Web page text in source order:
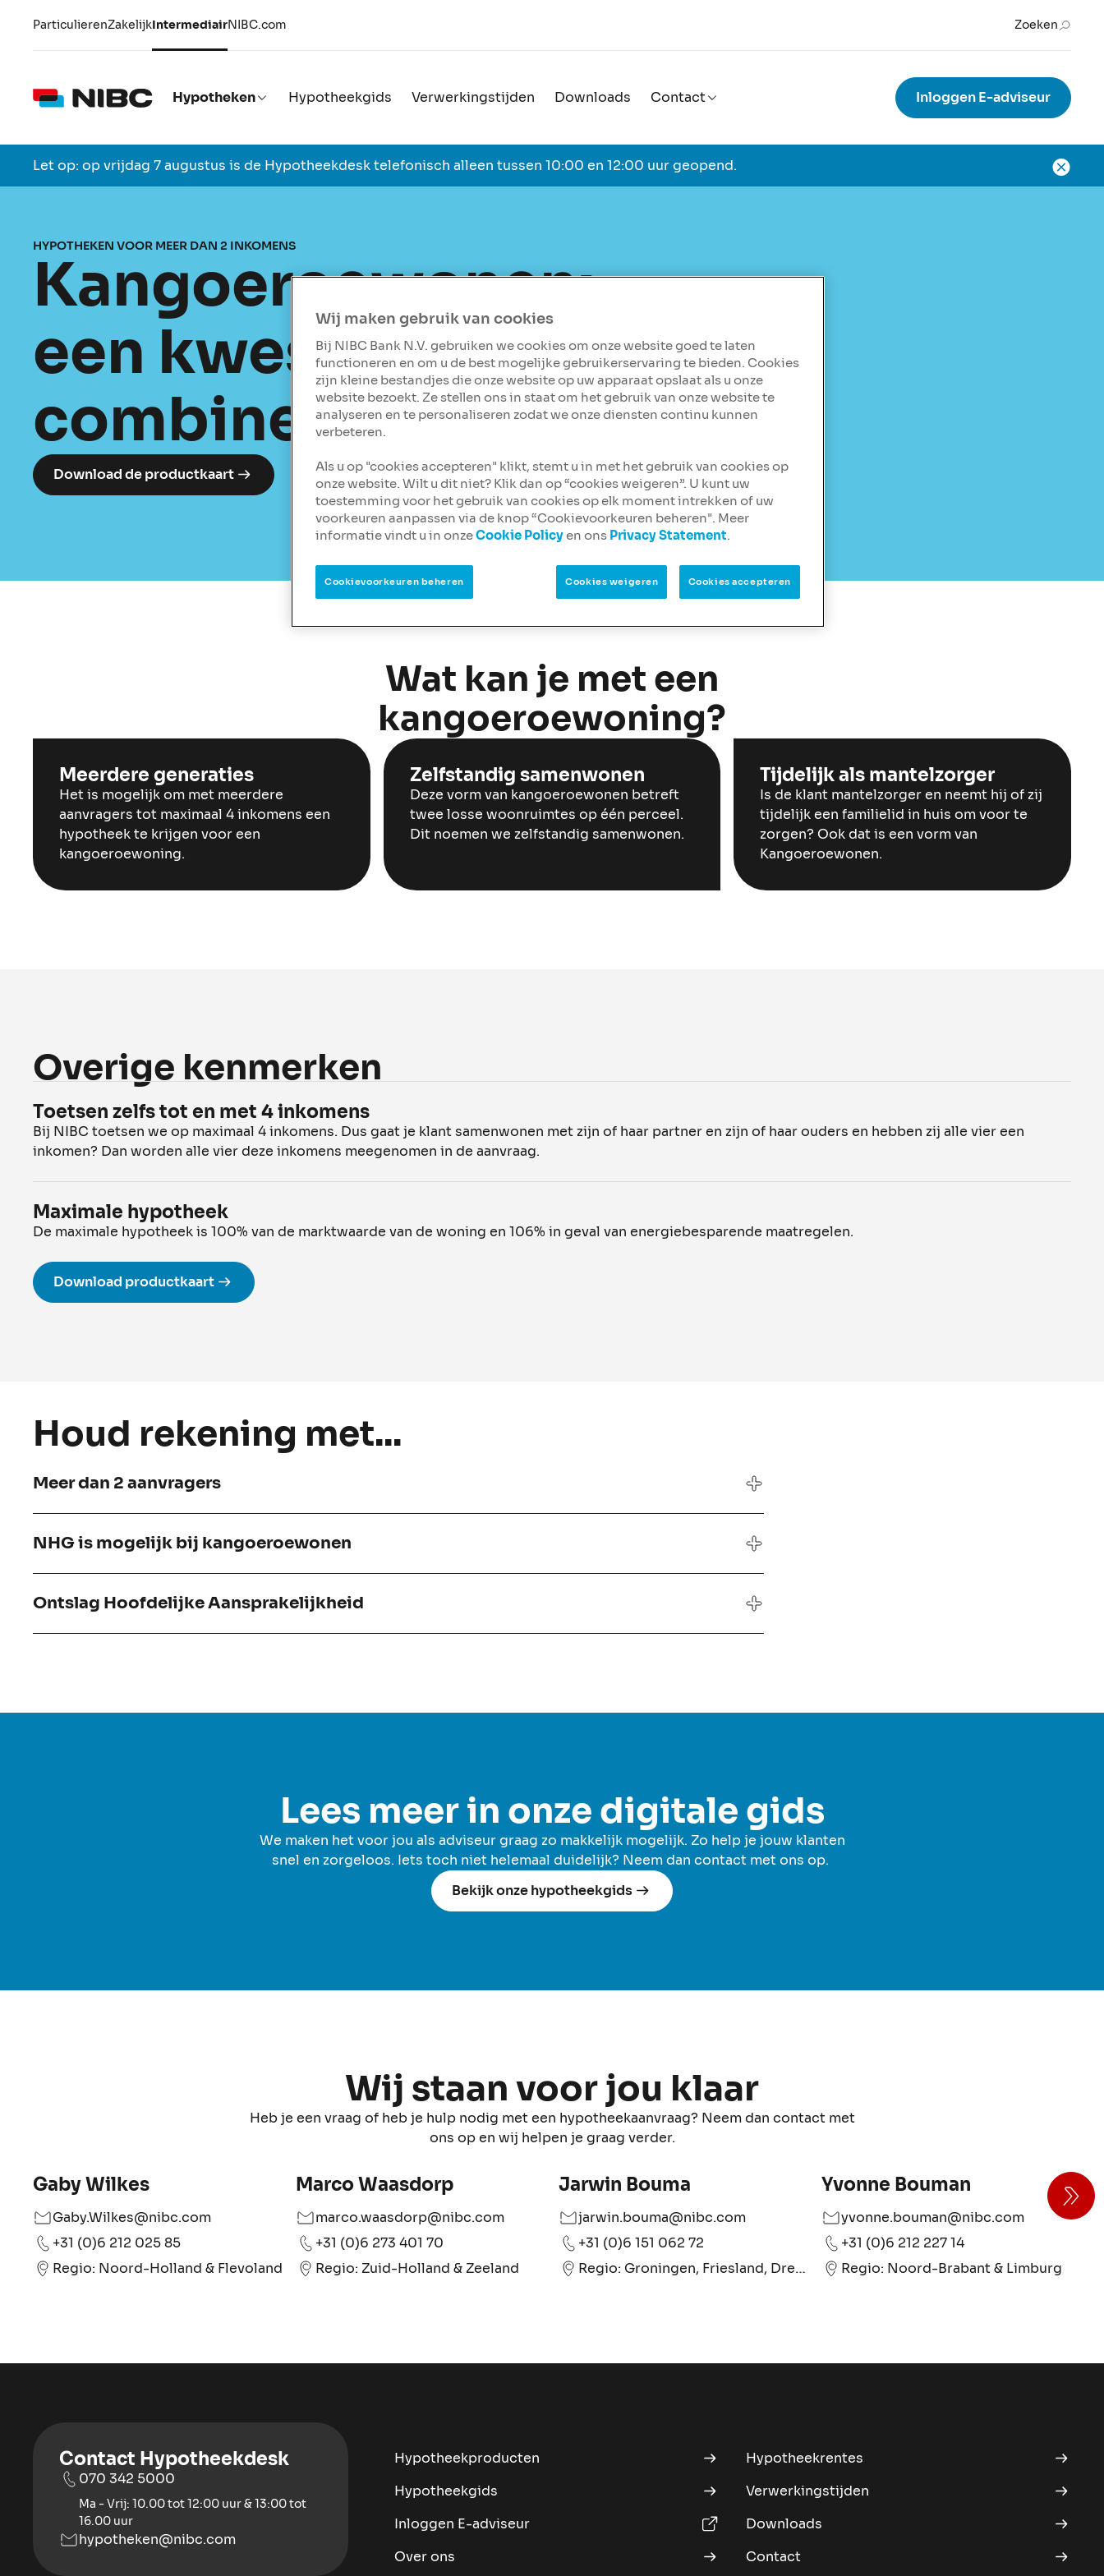
ParticulierenZakelijkIntermediairNIBC.com Zoeken
Hypotheken Hypotheekgids Verwerkingstijden Downloads Contact Inloggen E-adviseur
Let op: op vrijdag 7 augustus is de Hypotheekdesk telefonisch alleen tussen 10:00 en 12:00 uur geopend.
HYPOTHEKEN VOOR MEER DAN 2 INKOMENS
Kangoeroewonen:
een kwestie van
combineren
Download de productkaart
Wat kan je met een
kangoeroewoning?
Meerdere generaties
Het is mogelijk om met meerdere
aanvragers tot maximaal 4 inkomens een
hypotheek te krijgen voor een
kangoeroewoning.
Zelfstandig samenwonen
Deze vorm van kangoeroewonen betreft
twee losse woonruimtes op één perceel.
Dit noemen we zelfstandig samenwonen.
Tijdelijk als mantelzorger
Is de klant mantelzorger en neemt hij of zij
tijdelijk een familielid in huis om voor te
zorgen? Ook dat is een vorm van
Kangoeroewonen.
Overige kenmerken
Toetsen zelfs tot en met 4 inkomens
Bij NIBC toetsen we op maximaal 4 inkomens. Dus gaat je klant samenwonen met zijn of haar partner en zijn of haar ouders en hebben zij alle vier een
inkomen? Dan worden alle vier deze inkomens meegenomen in de aanvraag.
Maximale hypotheek
De maximale hypotheek is 100% van de marktwaarde van de woning en 106% in geval van energiebesparende maatregelen.
Download productkaart
Houd rekening met...
Meer dan 2 aanvragers
NHG is mogelijk bij kangoeroewonen
Ontslag Hoofdelijke Aansprakelijkheid
Lees meer in onze digitale gids
We maken het voor jou als adviseur graag zo makkelijk mogelijk. Zo help je jouw klanten
snel en zorgeloos. Iets toch niet helemaal duidelijk? Neem dan contact met ons op.
Bekijk onze hypotheekgids
Wij staan voor jou klaar
Heb je een vraag of heb je hulp nodig met een hypotheekaanvraag? Neem dan contact met
ons op en wij helpen je graag verder.
Gaby Wilkes
Gaby.Wilkes@nibc.com
+31 (0)6 212 025 85
Regio: Noord-Holland & Flevoland
Marco Waasdorp
marco.waasdorp@nibc.com
+31 (0)6 273 401 70
Regio: Zuid-Holland & Zeeland
Jarwin Bouma
jarwin.bouma@nibc.com
+31 (0)6 151 062 72
Regio: Groningen, Friesland, Drenthe & Overijssel
Yvonne Bouman
yvonne.bouman@nibc.com
+31 (0)6 212 227 14
Regio: Noord-Brabant & Limburg
Contact Hypotheekdesk
070 342 5000
Ma - Vrij: 10.00 tot 12:00 uur & 13:00 tot
16.00 uur
hypotheken@nibc.com
Hypotheekproducten
Hypotheekrentes
Hypotheekgids
Verwerkingstijden
Inloggen E-adviseur
Downloads
Over ons
Contact
Wij maken gebruik van cookies
Bij NIBC Bank N.V. gebruiken we cookies om onze website goed te laten
functioneren en om u de best mogelijke gebruikerservaring te bieden. Cookies
zijn kleine bestandjes die onze website op uw apparaat opslaat als u onze
website bezoekt. Ze stellen ons in staat om het gebruik van onze website te
analyseren en te personaliseren zodat we onze diensten continu kunnen
verbeteren.
Als u op "cookies accepteren" klikt, stemt u in met het gebruik van cookies op
onze website. Wilt u dit niet? Klik dan op “cookies weigeren”. U kunt uw
toestemming voor het gebruik van cookies op elk moment intrekken of uw
voorkeuren aanpassen via de knop “Cookievoorkeuren beheren". Meer
informatie vindt u in onzeCookie Policyen ons Privacy Statement.
Cookievoorkeuren beheren Cookies weigeren Cookies accepteren